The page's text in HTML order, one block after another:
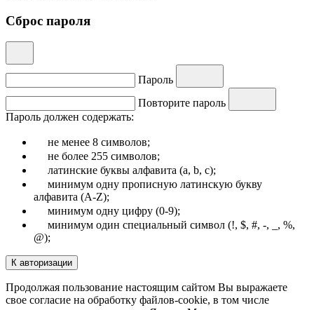
Сброс пароля
Пароль
Повторите пароль
Пароль должен содержать:
не менее 8 символов;
не более 255 символов;
латинские буквы алфавита (a, b, c);
минимум одну прописную латинскую букву
алфавита (A-Z);
минимум одну цифру (0-9);
минимум один специальный символ (!, $, #, -, _, %,
@);
К авторизации
Продолжая пользование настоящим сайтом Вы выражаете
свое согласие на обработку файлов-cookie, в том числе